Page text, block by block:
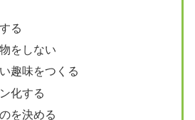
る
をしない
趣味をつくる
化する
を決める